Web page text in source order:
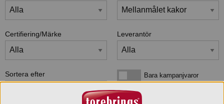
Certifiering/Märke Leverantör
Sortera efter Bara kampanjvarorBara kampanjvaror
Bara lagervaror